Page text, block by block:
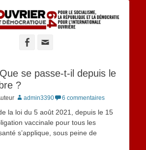
Facebook
se passe-t-il depuis le
?
admin3390 6 commentaires
la loi du 5 août 2021, depuis le 15
vaccinale pour tous les
s’applique, sous peine de